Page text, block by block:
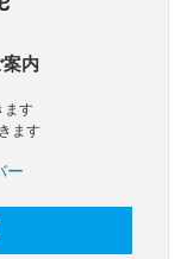
内
ます
ます
ー